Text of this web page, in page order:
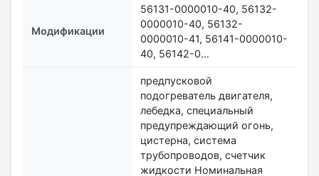
Модификации
56131-0000010-40, 56132-
0000010-40, 56132-
0000010-41, 56141-0000010-
40, 56142-0…
предпусковой
подогреватель двигателя,
лебедка, специальный
предупреждающий огонь,
цистерна, система
трубопроводов, счетчик
жидкости Номинальная